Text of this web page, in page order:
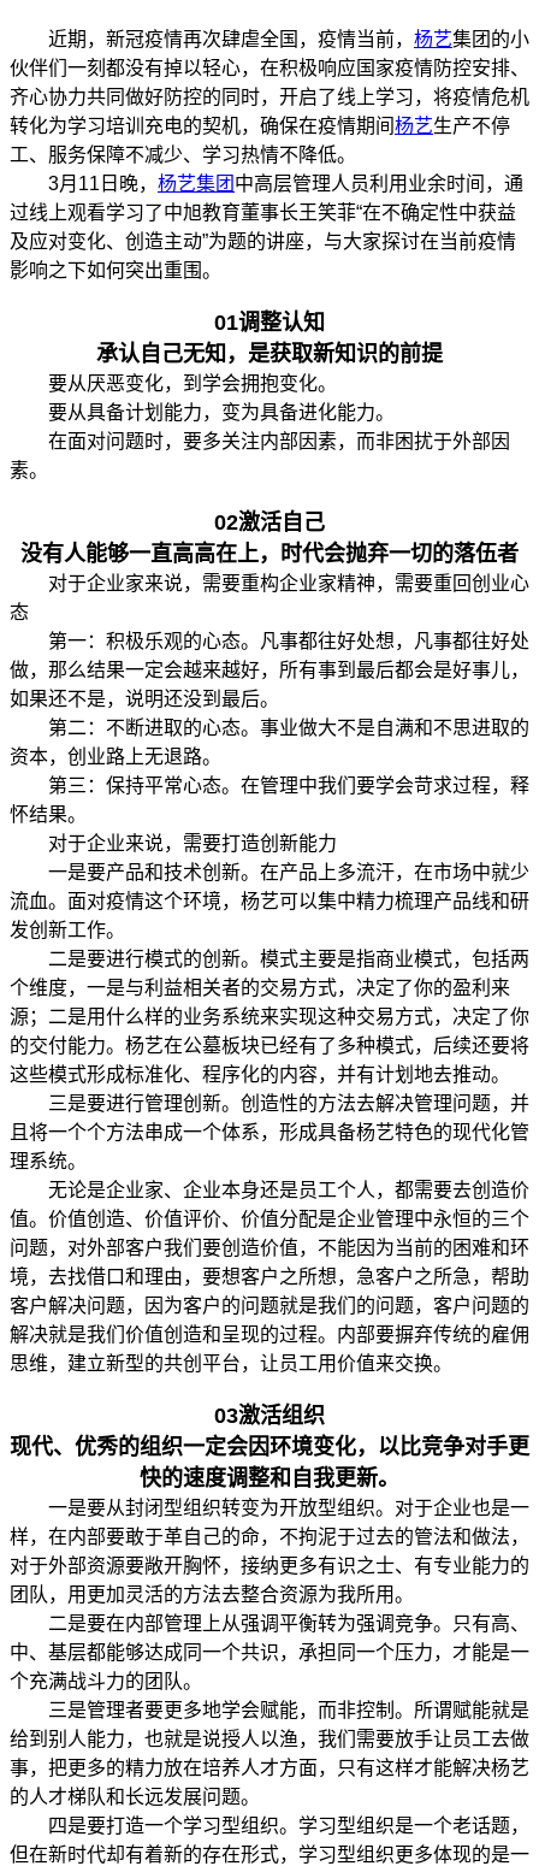
近期，新冠疫情再次肆虐全国，疫情当前， 杨艺集团的小
伙伴们一刻都没有掉以轻心，在积极响应国家疫情防控安排、
齐心协力共同做好防控的同时，开启了线上学习，将疫情危机
转化为学习培训充电的契机，确保在疫情期间杨艺生产不停
工、服务保障不减少、学习热情不降低。
3月11日晚， 杨艺集团 中高层管理人员利用业余时间，通
过线上观看学习了中旭教育董事长王笑菲“在不确定性中获益
及应对变化、创造主动”为题的讲座，与大家探讨在当前疫情
影响之下如何突出重围。
01调整认知
承认自己无知，是获取新知识的前提
要从厌恶变化，到学会拥抱变化。
要从具备计划能力，变为具备进化能力。
在面对问题时，要多关注内部因素，而非困扰于外部因
素。
02激活自己
没有人能够一直高高在上，时代会抛弃一切的落伍者
对于企业家来说，需要重构企业家精神，需要重回创业心
态
第一：积极乐观的心态。凡事都往好处想，凡事都往好处
做，那么结果一定会越来越好，所有事到最后都会是好事儿，
如果还不是，说明还没到最后。
第二：不断进取的心态。事业做大不是自满和不思进取的
资本，创业路上无退路。
第三：保持平常心态。在管理中我们要学会苛求过程，释
怀结果。
对于企业来说，需要打造创新能力
一是要产品和技术创新。在产品上多流汗，在市场中就少
流血。面对疫情这个环境，杨艺可以集中精力梳理产品线和研
发创新工作。
二是要进行模式的创新。模式主要是指商业模式，包括两
个维度，一是与利益相关者的交易方式，决定了你的盈利来
源；二是用什么样的业务系统来实现这种交易方式，决定了你
的交付能力。杨艺在公墓板块已经有了多种模式，后续还要将
这些模式形成标准化、程序化的内容，并有计划地去推动。
三是要进行管理创新。创造性的方法去解决管理问题，并
且将一个个方法串成一个体系，形成具备杨艺特色的现代化管
理系统。
无论是企业家、企业本身还是员工个人，都需要去创造价
值。价值创造、价值评价、价值分配是企业管理中永恒的三个
问题，对外部客户我们要创造价值，不能因为当前的困难和环
境，去找借口和理由，要想客户之所想，急客户之所急，帮助
客户解决问题，因为客户的问题就是我们的问题，客户问题的
解决就是我们价值创造和呈现的过程。内部要摒弃传统的雇佣
思维，建立新型的共创平台，让员工用价值来交换。
03激活组织
现代、优秀的组织一定会因环境变化，以比竞争对手更
快的速度调整和自我更新。
一是要从封闭型组织转变为开放型组织。对于企业也是一
样，在内部要敢于革自己的命，不拘泥于过去的管法和做法，
对于外部资源要敞开胸怀，接纳更多有识之士、有专业能力的
团队，用更加灵活的方法去整合资源为我所用。
二是要在内部管理上从强调平衡转为强调竞争。只有高、
中、基层都能够达成同一个共识，承担同一个压力，才能是一
个充满战斗力的团队。
三是管理者要更多地学会赋能，而非控制。所谓赋能就是
给到别人能力，也就是说授人以渔，我们需要放手让员工去做
事，把更多的精力放在培养人才方面，只有这样才能解决杨艺
的人才梯队和长远发展问题。
四是要打造一个学习型组织。学习型组织是一个老话题，
但在新时代却有着新的存在形式，学习型组织更多体现的是一